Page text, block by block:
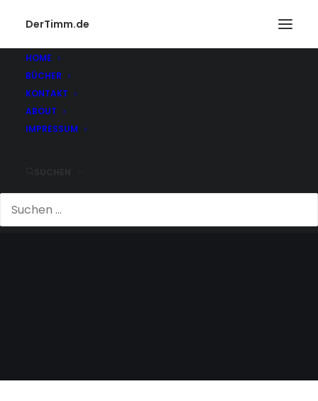
DerTimm.de
HOME
BÜCHER
KONTAKT
ABOUT
IMPRESSUM